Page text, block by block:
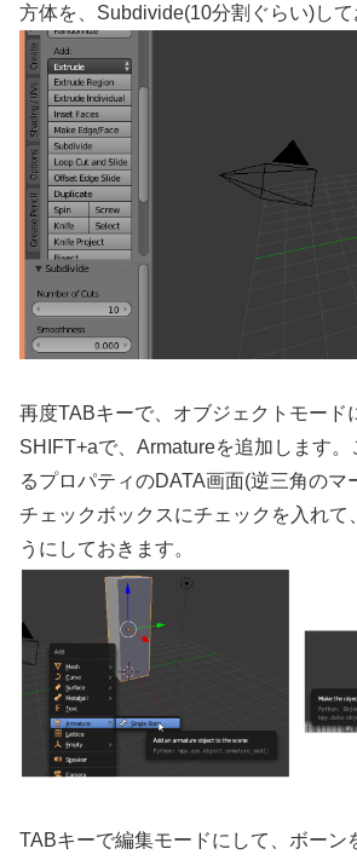
方体を、Subdivide(10分割ぐらい)して
再度TABキーで、オブジェクトモード
SHIFT+aで、Armatureを追加します
るプロパティのDATA画面(逆三角のマ
チェックボックスにチェックを入れて
うにしておきます。
TABキーで編集モードにして、ボーン